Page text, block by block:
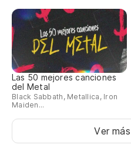
Las 50 mejores canciones
del Metal
Black Sabbath, Metallica, Iron
Maiden...
Ver